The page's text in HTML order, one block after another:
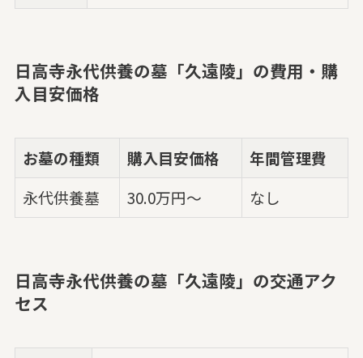
日高寺永代供養の墓「久遠陵」の費用・購
入目安価格
お墓の種類 購入目安価格
年間管理費
永代供養墓
30.0万円～ なし
日高寺永代供養の墓「久遠陵」の交通アク
セス